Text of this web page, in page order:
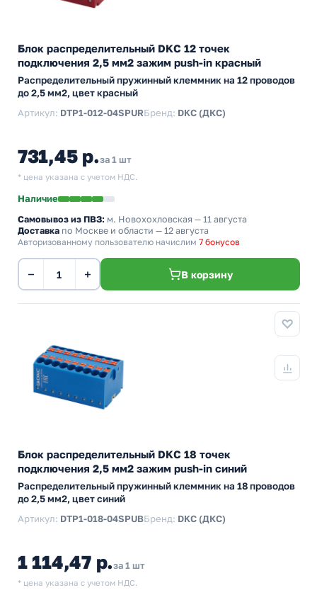
Блок распределительный DKC 12 точек
подключения 2,5 мм2 зажим push-in красный
Распределительный пружинный клеммник на 12 проводов
до 2,5 мм2, цвет красный
Артикул: DTP1-012-04SPURБренд: DKC (ДКС)
731,45 р.за 1 шт
* цена указана с учетом НДС.
Наличие
Самовывоз из ПВЗ: м. Новохохловская — 11 августа
Доставка по Москве и области — 12 августа
Авторизованному пользователю начислим 7 бонусов
− + В корзину
Блок распределительный DKC 18 точек
подключения 2,5 мм2 зажим push-in синий
Распределительный пружинный клеммник на 18 проводов
до 2,5 мм2, цвет синий
Артикул: DTP1-018-04SPUBБренд: DKC (ДКС)
1 114,47 р.за 1 шт
* цена указана с учетом НДС.